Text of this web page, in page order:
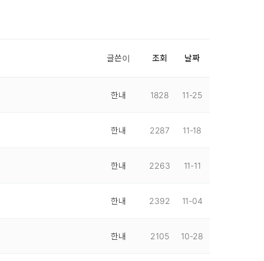
글쓴이 조회 날짜
한내 1828 11-25
한내 2287 11-18
한내 2263 11-11
한내 2392 11-04
한내 2105 10-28